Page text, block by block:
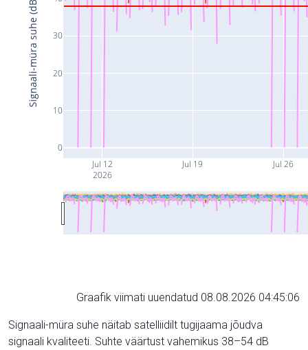
Jul 12
2026
Jul 19 Jul 26
0
10
20
30
Signaali-müra suhe (dB)
Graafik viimati uuendatud 08.08.2026 04:45:06
Signaali-müra suhe näitab satelliidilt tugijaama jõudva
signaali kvaliteeti. Suhte väärtust vahemikus 38–54 dB